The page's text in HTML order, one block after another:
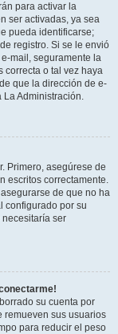
para activar la
ser activadas, ya sea
pueda identificarse;
registro. Si se le envió
mail, seguramente la
correcta o tal vez haya
que la dirección de e-
La Administración.
Primero, asegúrese de
escritos correctamente.
de que no ha
configurado por su
ser
su cuenta por
remueven sus usuarios
para reducir el peso